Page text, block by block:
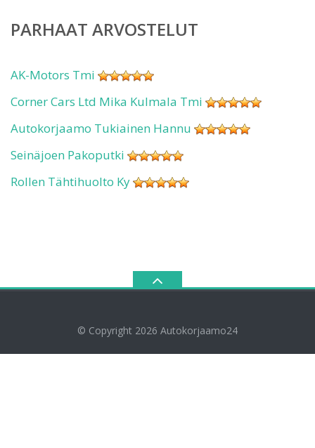
PARHAAT ARVOSTELUT
AK-Motors Tmi
Corner Cars Ltd Mika Kulmala Tmi
Autokorjaamo Tukiainen Hannu
Seinäjoen Pakoputki
Rollen Tähtihuolto Ky
© Copyright 2026 Autokorjaamo24